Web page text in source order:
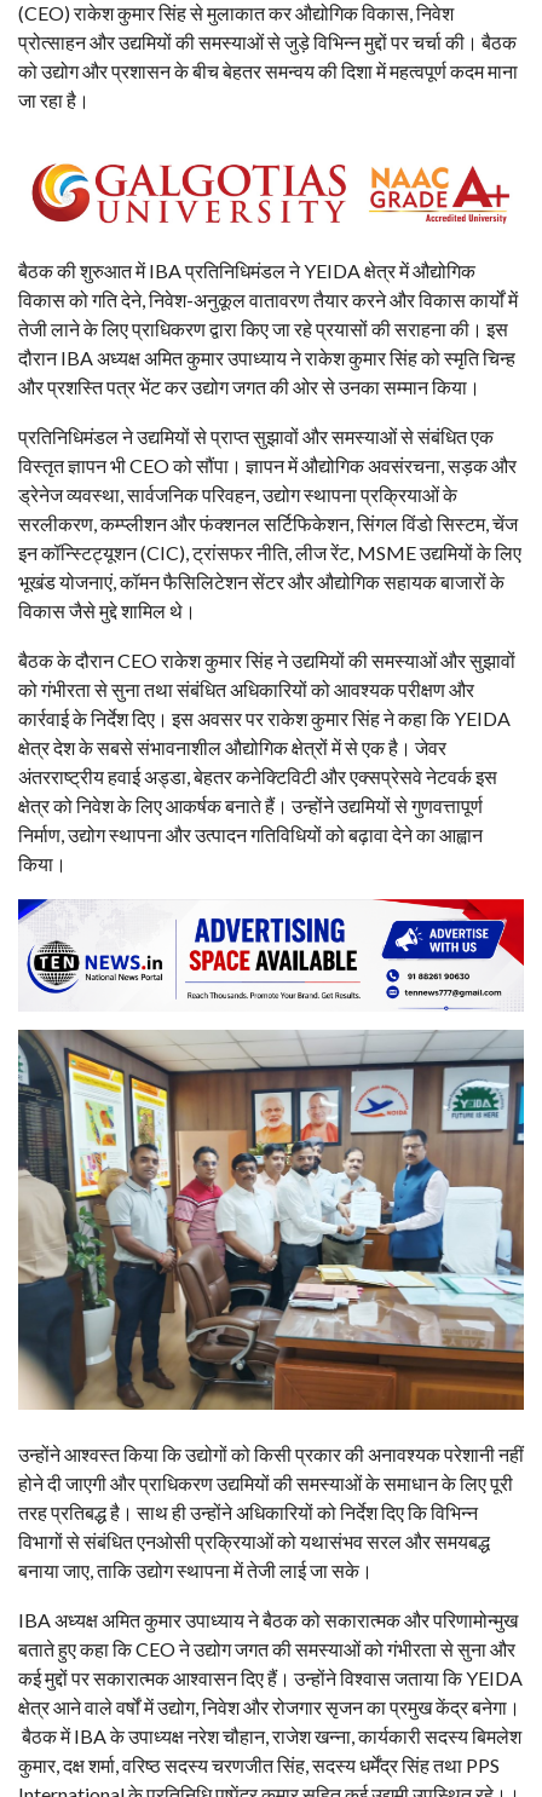
(CEO) राकेश कुमार सिंह से मुलाकात कर औद्योगिक विकास, निवेश
प्रोत्साहन और उद्यमियों की समस्याओं से जुड़े विभिन्न मुद्दों पर चर्चा की। बैठक
को उद्योग और प्रशासन के बीच बेहतर समन्वय की दिशा में महत्वपूर्ण कदम माना
जा रहा है।
बैठक की शुरुआत में IBA प्रतिनिधिमंडल ने YEIDA क्षेत्र में औद्योगिक
विकास को गति देने, निवेश-अनुकूल वातावरण तैयार करने और विकास कार्यों में
तेजी लाने के लिए प्राधिकरण द्वारा किए जा रहे प्रयासों की सराहना की। इस
दौरान IBA अध्यक्ष अमित कुमार उपाध्याय ने राकेश कुमार सिंह को स्मृति चिन्ह
और प्रशस्ति पत्र भेंट कर उद्योग जगत की ओर से उनका सम्मान किया।
प्रतिनिधिमंडल ने उद्यमियों से प्राप्त सुझावों और समस्याओं से संबंधित एक
विस्तृत ज्ञापन भी CEO को सौंपा। ज्ञापन में औद्योगिक अवसंरचना, सड़क और
ड्रेनेज व्यवस्था, सार्वजनिक परिवहन, उद्योग स्थापना प्रक्रियाओं के
सरलीकरण, कम्प्लीशन और फंक्शनल सर्टिफिकेशन, सिंगल विंडो सिस्टम, चेंज
इन कॉन्स्टिट्यूशन (CIC), ट्रांसफर नीति, लीज रेंट, MSME उद्यमियों के लिए
भूखंड योजनाएं, कॉमन फैसिलिटेशन सेंटर और औद्योगिक सहायक बाजारों के
विकास जैसे मुद्दे शामिल थे।
बैठक के दौरान CEO राकेश कुमार सिंह ने उद्यमियों की समस्याओं और सुझावों
को गंभीरता से सुना तथा संबंधित अधिकारियों को आवश्यक परीक्षण और
कार्रवाई के निर्देश दिए। इस अवसर पर राकेश कुमार सिंह ने कहा कि YEIDA
क्षेत्र देश के सबसे संभावनाशील औद्योगिक क्षेत्रों में से एक है। जेवर
अंतरराष्ट्रीय हवाई अड्डा, बेहतर कनेक्टिविटी और एक्सप्रेसवे नेटवर्क इस
क्षेत्र को निवेश के लिए आकर्षक बनाते हैं। उन्होंने उद्यमियों से गुणवत्तापूर्ण
निर्माण, उद्योग स्थापना और उत्पादन गतिविधियों को बढ़ावा देने का आह्वान
किया।
उन्होंने आश्वस्त किया कि उद्योगों को किसी प्रकार की अनावश्यक परेशानी नहीं
होने दी जाएगी और प्राधिकरण उद्यमियों की समस्याओं के समाधान के लिए पूरी
तरह प्रतिबद्ध है। साथ ही उन्होंने अधिकारियों को निर्देश दिए कि विभिन्न
विभागों से संबंधित एनओसी प्रक्रियाओं को यथासंभव सरल और समयबद्ध
बनाया जाए, ताकि उद्योग स्थापना में तेजी लाई जा सके।
IBA अध्यक्ष अमित कुमार उपाध्याय ने बैठक को सकारात्मक और परिणामोन्मुख
बताते हुए कहा कि CEO ने उद्योग जगत की समस्याओं को गंभीरता से सुना और
कई मुद्दों पर सकारात्मक आश्वासन दिए हैं। उन्होंने विश्वास जताया कि YEIDA
क्षेत्र आने वाले वर्षों में उद्योग, निवेश और रोजगार सृजन का प्रमुख केंद्र बनेगा।
बैठक में IBA के उपाध्यक्ष नरेश चौहान, राजेश खन्ना, कार्यकारी सदस्य बिमलेश
कुमार, दक्ष शर्मा, वरिष्ठ सदस्य चरणजीत सिंह, सदस्य धर्मेंद्र सिंह तथा PPS